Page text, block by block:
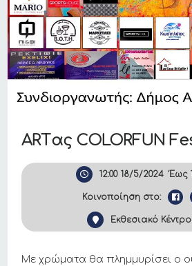
ΑRTας COLORFUN
12:00 18/5/2024Έως
Κοινοποίηση στο:
Εκθεσιακό
Με χρώματα θα πλημμυρίσει ο